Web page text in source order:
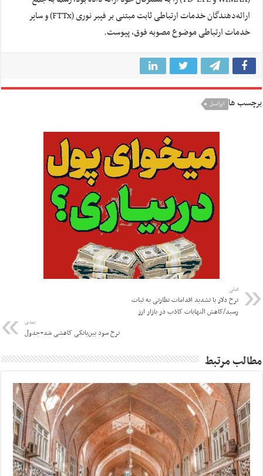
ارائه‌دهندگان خدمات ارتباطی ثابت مبتنی بر فیبر نوری (FTTx) و سایر
خدمات ارتباطی موضوع مصوبه فوق، پیوست.
برچسب ها ایرانسل
قبلی
نرخ دلار با تشدید اقدامات نظارتی به ثبات
رسید/کاهش التهابات کاذب در بازار ارز
بعدی
نرخ سود بین‌بانکی کاهشی شد+جدول
مطالب مرتبط